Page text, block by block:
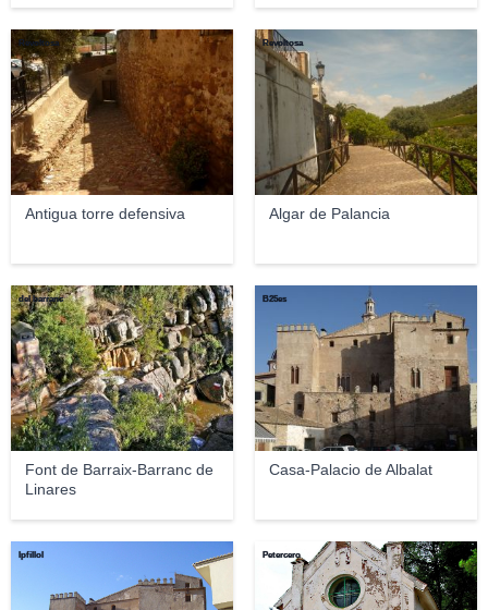
Antigua torre defensiva
Revoltosa
Algar de Palancia
Revoltosa
Font de Barraix-Barranc de
Linares
del barranc
Casa-Palacio de Albalat
B25es
lpfillol Petercero